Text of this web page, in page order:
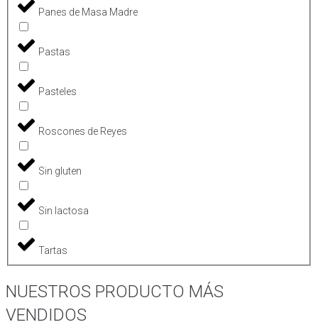
Panes de Masa Madre
Pastas
Pasteles
Roscones de Reyes
Sin gluten
Sin lactosa
Tartas
NUESTROS PRODUCTO MÁS
VENDIDOS